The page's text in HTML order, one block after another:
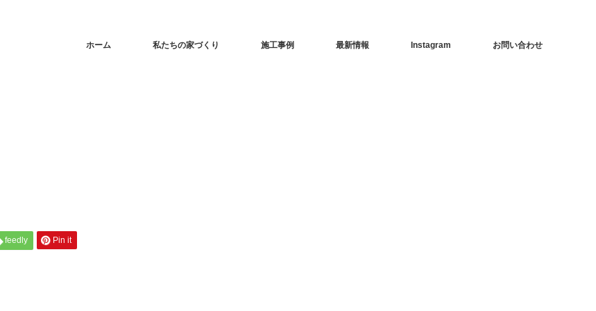
ホーム 私たちの家づくり 施工事例 最新情報 Instagram お問い合わせ
feedly Pin it